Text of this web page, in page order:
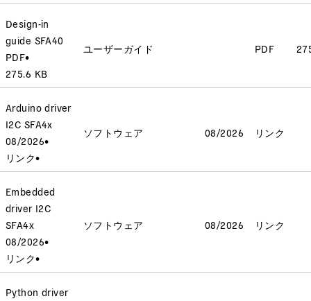
Design-in
guide SFA40
PDF•
275.6 KB
ユーザーガイド PDF
Arduino driver
I2C SFA4x
08/2026•
リンク•
ソフトウェア 08/2026 リンク
Embedded
driver I2C
SFA4x
08/2026•
リンク•
ソフトウェア 08/2026 リンク
Python driver